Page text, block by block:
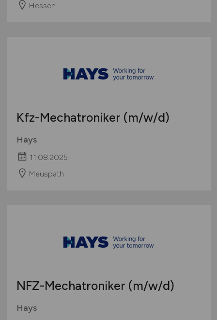
Hessen
Kfz-Mechatroniker (m/w/d)
Hays
11.08.2025
Meuspath
NFZ-Mechatroniker (m/w/d)
Hays